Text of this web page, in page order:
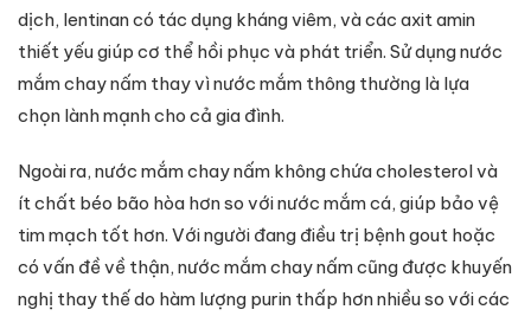
dịch, lentinan có tác dụng kháng viêm, và các axit amin
thiết yếu giúp cơ thể hồi phục và phát triển. Sử dụng nước
mắm chay nấm thay vì nước mắm thông thường là lựa
chọn lành mạnh cho cả gia đình.
Ngoài ra, nước mắm chay nấm không chứa cholesterol và
ít chất béo bão hòa hơn so với nước mắm cá, giúp bảo vệ
tim mạch tốt hơn. Với người đang điều trị bệnh gout hoặc
có vấn đề về thận, nước mắm chay nấm cũng được khuyến
nghị thay thế do hàm lượng purin thấp hơn nhiều so với các